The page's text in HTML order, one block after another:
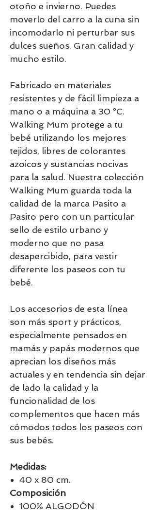
otoño e invierno. Puedes
moverlo del carro a la cuna sin
incomodarlo ni perturbar sus
dulces sueños. Gran calidad y
mucho estilo.
Fabricado en materiales
resistentes y de fácil limpieza a
mano o a máquina a 30 °C.
Walking Mum protege a tu
bebé utilizando los mejores
tejidos, libres de colorantes
azoicos y sustancias nocivas
para la salud. Nuestra colección
Walking Mum guarda toda la
calidad de la marca Pasito a
Pasito pero con un particular
sello de estilo urbano y
moderno que no pasa
desapercibido, para vestir
diferente los paseos con tu
bebé.
Los accesorios de esta línea
son más sport y prácticos,
especialmente pensados en
mamás y papás modernos que
aprecian los diseños más
actuales y en tendencia sin dejar
de lado la calidad y la
funcionalidad de los
complementos que hacen más
cómodos todos los paseos con
sus bebés.
Medidas:
40 x 80 cm.
Composición
100% ALGODÓN